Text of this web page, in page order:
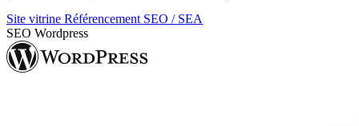
Site vitrine Référencement SEO / SEA
SEO Wordpress